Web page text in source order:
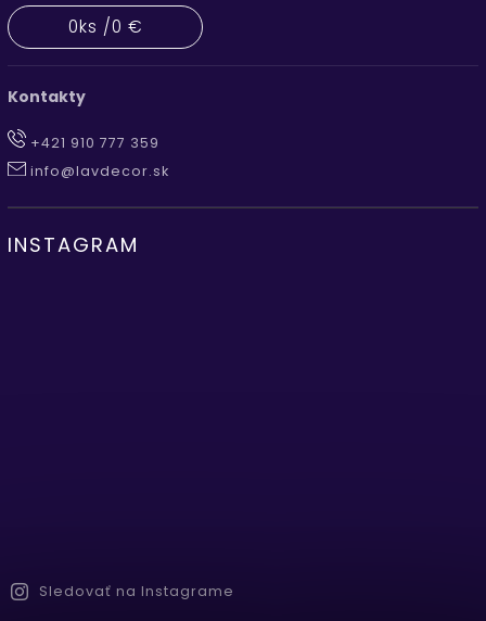
0ks /0 €
Kontakty
+421 910 777 359
info@lavdecor.sk
INSTAGRAM
Sledovať na Instagrame